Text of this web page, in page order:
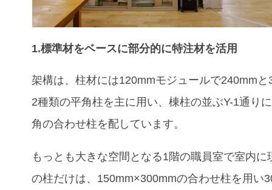
1.標準材をベースに部分的に特注材を活用
架構は、柱材には120mmモジュールで240mmと
2種類の平角柱を主に用い、棟柱の並ぶY-1通り
角の合わせ柱を配しています。
もっとも大きな空間となる1階の職員室で室内に
の柱だけは、150mm×300mmの合わせ柱を用い